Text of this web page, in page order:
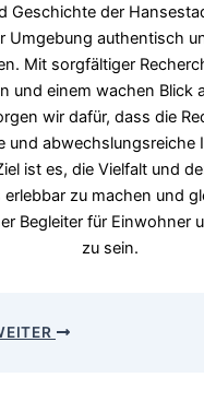
Geschichte der
Umgebung authentisch
Mit sorgfältiger
und einem wachen Blick
wir dafür, dass die
und abwechslungsreiche
ist es, die Vielfalt und
erlebbar zu machen und
Begleiter für Einwohner
zu sein.